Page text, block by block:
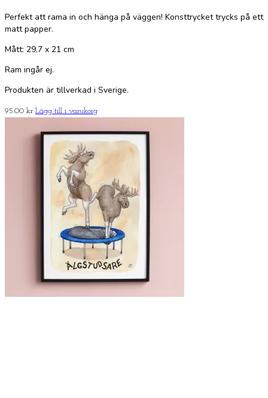
Perfekt att rama in och hänga på väggen! Konsttrycket trycks på ett
matt papper.
Mått: 29,7 x 21 cm
Ram ingår ej.
Produkten är tillverkad i Sverige.
95.00 kr Lägg till i varukorg